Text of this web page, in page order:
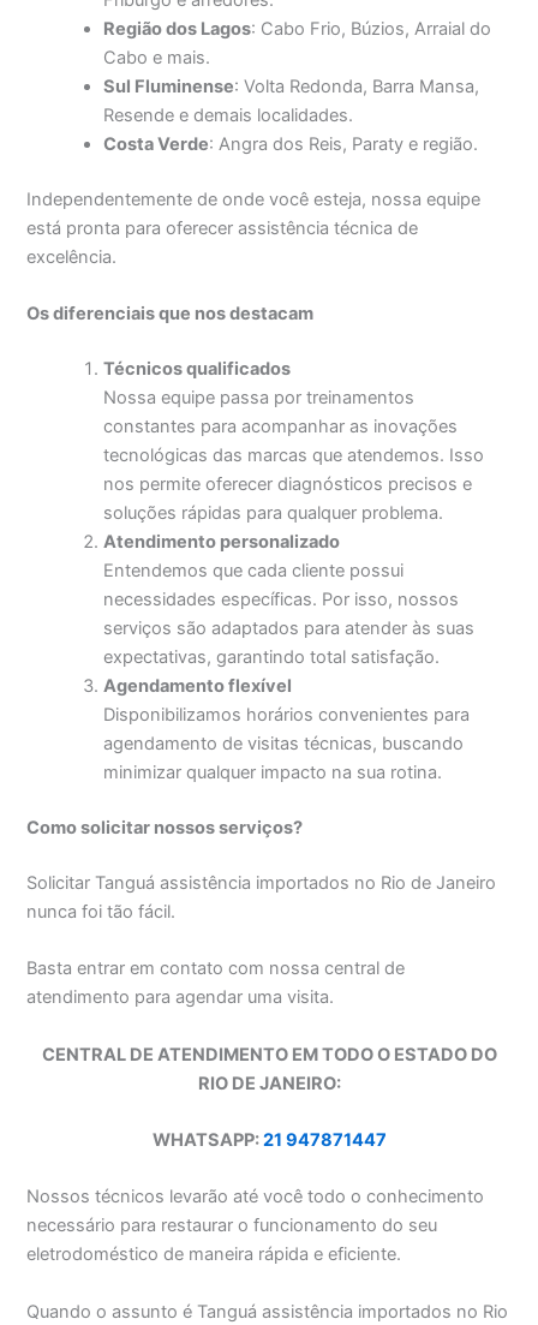
Região dos Lagos: Cabo Frio, Búzios, Arraial do
Cabo e mais.
Sul Fluminense: Volta Redonda, Barra Mansa,
Resende e demais localidades.
Costa Verde: Angra dos Reis, Paraty e região.
Independentemente de onde você esteja, nossa equipe
está pronta para oferecer assistência técnica de
excelência.
Os diferenciais que nos destacam
Técnicos qualificados
Nossa equipe passa por treinamentos
constantes para acompanhar as inovações
tecnológicas das marcas que atendemos. Isso
nos permite oferecer diagnósticos precisos e
soluções rápidas para qualquer problema.
Atendimento personalizado
Entendemos que cada cliente possui
necessidades específicas. Por isso, nossos
serviços são adaptados para atender às suas
expectativas, garantindo total satisfação.
Agendamento flexível
Disponibilizamos horários convenientes para
agendamento de visitas técnicas, buscando
minimizar qualquer impacto na sua rotina.
Como solicitar nossos serviços?
Solicitar Tanguá assistência importados no Rio de Janeiro
nunca foi tão fácil.
Basta entrar em contato com nossa central de
atendimento para agendar uma visita.
CENTRAL DE ATENDIMENTO EM TODO O ESTADO DO
RIO DE JANEIRO:
WHATSAPP:21 947871447
Nossos técnicos levarão até você todo o conhecimento
necessário para restaurar o funcionamento do seu
eletrodoméstico de maneira rápida e eficiente.
Quando o assunto é Tanguá assistência importados no Rio